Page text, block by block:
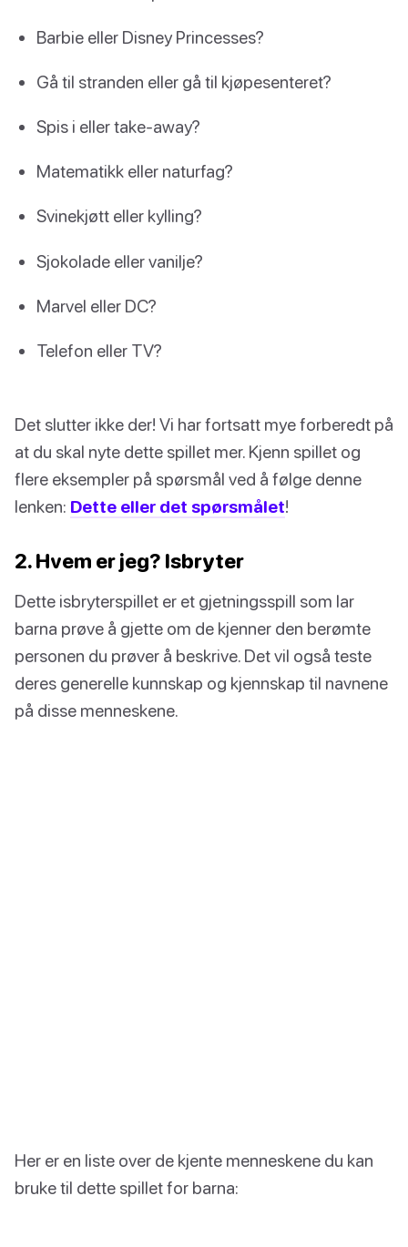
Barbie eller Disney Princesses?
Gå til stranden eller gå til kjøpesenteret?
Spis i eller take-away?
Matematikk eller naturfag?
Svinekjøtt eller kylling?
Sjokolade eller vanilje?
Marvel eller DC?
Telefon eller TV?
Det slutter ikke der! Vi har fortsatt mye forberedt på
at du skal nyte dette spillet mer. Kjenn spillet og
flere eksempler på spørsmål ved å følge denne
lenken: Dette eller det spørsmålet!
2. Hvem er jeg? Isbryter
Dette isbryterspillet er et gjetningsspill som lar
barna prøve å gjette om de kjenner den berømte
personen du prøver å beskrive. Det vil også teste
deres generelle kunnskap og kjennskap til navnene
på disse menneskene.
Her er en liste over de kjente menneskene du kan
bruke til dette spillet for barna: